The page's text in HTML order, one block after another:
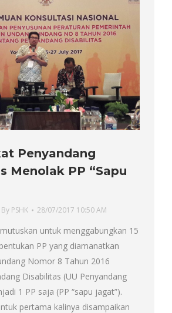
Penyandang
Menolak PP “Sapu
By PSHK 28/07/2017 10:50 AM
untuk menggabungkan 15
PP yang diamanatkan
Nomor 8 Tahun 2016
Disabilitas (UU Penyandang
1 PP saja (PP “sapu jagat”).
pertama kalinya disampaikan